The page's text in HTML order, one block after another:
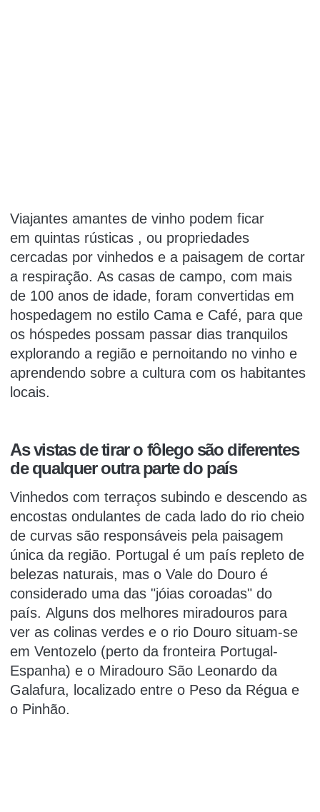
Viajantes amantes de vinho podem ficar
em quintas rústicas , ou propriedades
cercadas por vinhedos e a paisagem de cortar
a respiração. As casas de campo, com mais
de 100 anos de idade, foram convertidas em
hospedagem no estilo Cama e Café, para que
os hóspedes possam passar dias tranquilos
explorando a região e pernoitando no vinho e
aprendendo sobre a cultura com os habitantes
locais.
As vistas de tirar o fôlego são diferentes
de qualquer outra parte do país
Vinhedos com terraços subindo e descendo as
encostas ondulantes de cada lado do rio cheio
de curvas são responsáveis pela paisagem
única da região. Portugal é um país repleto de
belezas naturais, mas o Vale do Douro é
considerado uma das "jóias coroadas" do
país. Alguns dos melhores miradouros para
ver as colinas verdes e o rio Douro situam-se
em Ventozelo (perto da fronteira Portugal-
Espanha) e o Miradouro São Leonardo da
Galafura, localizado entre o Peso da Régua e
o Pinhão.